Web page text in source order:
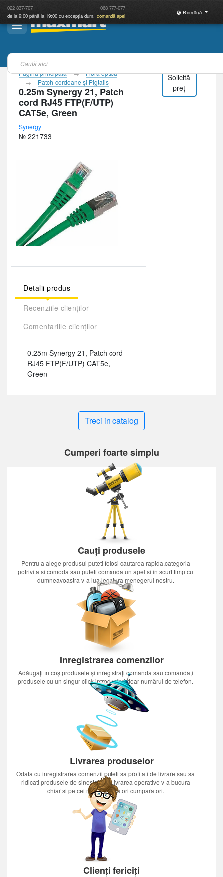
022 837-707 068 777-077
de la 9:00 până la 19:00 cu excepția dum. comandă apel
Română
Pagina principală
Fibră optică
Patch-cordoane şi Pigtails
0.25m Synergy 21, Patch
cord RJ45 FTP(F/UTP)
CAT5e, Green
Synergy
№ 221733
Detalii produs
Recenziile clienților
Comentariile clienților
0.25m Synergy 21, Patch cord
RJ45 FTP(F/UTP) CAT5e,
Green
Solicită
preț
Treci in catalog
Cumperi foarte simplu
Cauți produsele
Pentru a alege produsul puteti folosi cautarea rapida,categoria
potrivita si comoda sau puteti comanda un apel si in scurt timp cu
dumneavoastra v-a lua legatura menegerul nostru.
Inregistrarea comenzilor
Adăugați în coș produsele și înregistrați comanda sau comandați
produsele cu un singur click introducînd doar numărul de telefon.
Livrarea produselor
Odata cu inregistrarea comenzii puteti sa profitati de livrare sau sa
ridicati produsele de sinestatator.Livrarea operative v-a bucura
chiar si pe cei mai nerabdatori cumparatori.
Clienți fericiți